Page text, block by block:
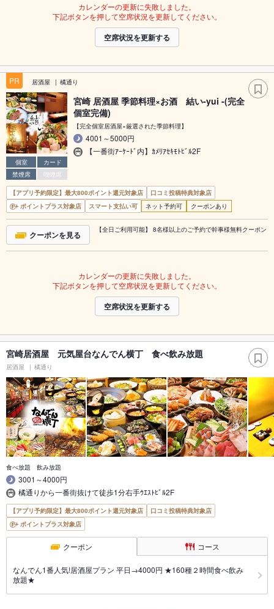
カレンダーの更新に失敗しました。
下記ボタンを押して空席状況を更新してください。
空席状況を更新する
PR 居酒屋 橘通り
個室
カード
禁煙席
喫煙席
宮崎 居酒屋 季節料理×お酒 結い-yui -(完全
個室完備)
【完全個室居酒屋×厳選された季節料理】
4001～5000円
【一番街ｱｰｹｰﾄﾞ内】ｶﾒﾘｱｾｷﾓﾄﾋﾞﾙ2F
【アプリ予約限定】最大800ポイント還元対象店
口コミ投稿特典対象店
ポイントプラス対象店
スマート支払い可 ネット予約可 クーポンあり
クーポンを見る 【全日ご利用可能】 8名様以上のご予約で幹事様無料クーポン
カレンダーの更新に失敗しました。
下記ボタンを押して空席状況を更新してください。
空席状況を更新する
宮崎居酒屋 元気屋台なんでん横丁 食べ飲み放題
居酒屋 橘通り
食べ放題 飲み放題
3001～4000円
橘通りから一番街抜けて徒歩1分右手ｳｴｽﾄﾋﾞﾙ2F
【アプリ予約限定】最大800ポイント還元対象店
口コミ投稿特典対象店
ポイントプラス対象店
クーポン コース
なんでん1番人気!居酒屋プラン 平日→4000円 ★160種２時間食べ飲み
放題★